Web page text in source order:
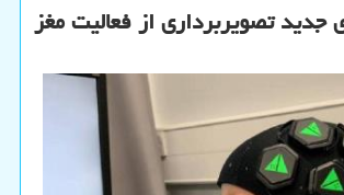
جدید تصویربرداری از فعالیت مغز